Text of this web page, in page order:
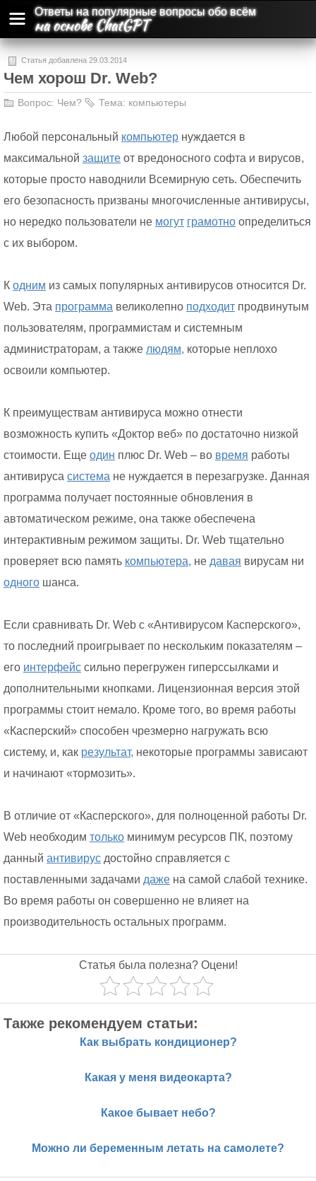
Ответы на популярные вопросы обо всём
на основе ChatGPT
Статья добавлена 29.03.2014
Чем хорош Dr. Web?
Вопрос: Чем? Тема: компьютеры
Любой персональный компьютер нуждается в
максимальной защите от вредоносного софта и вирусов,
которые просто наводнили Всемирную сеть. Обеспечить
его безопасность призваны многочисленные антивирусы,
но нередко пользователи не могут грамотно определиться
с их выбором.
К одним из самых популярных антивирусов относится Dr.
Web. Эта программа великолепно подходит продвинутым
пользователям, программистам и системным
администраторам, а также людям, которые неплохо
освоили компьютер.
К преимуществам антивируса можно отнести
возможность купить «Доктор веб» по достаточно низкой
стоимости. Еще один плюс Dr. Web – во время работы
антивируса система не нуждается в перезагрузке. Данная
программа получает постоянные обновления в
автоматическом режиме, она также обеспечена
интерактивным режимом защиты. Dr. Web тщательно
проверяет всю память компьютера, не давая вирусам ни
одного шанса.
Если сравнивать Dr. Web с «Антивирусом Касперского»,
то последний проигрывает по нескольким показателям –
его интерфейс сильно перегружен гиперссылками и
дополнительными кнопками. Лицензионная версия этой
программы стоит немало. Кроме того, во время работы
«Касперский» способен чрезмерно нагружать всю
систему, и, как результат, некоторые программы зависают
и начинают «тормозить».
В отличие от «Касперского», для полноценной работы Dr.
Web необходим только минимум ресурсов ПК, поэтому
данный антивирус достойно справляется с
поставленными задачами даже на самой слабой технике.
Во время работы он совершенно не влияет на
производительность остальных программ.
Статья была полезна? Оцени!
Также рекомендуем статьи:
Как выбрать кондиционер?
Какая у меня видеокарта?
Какое бывает небо?
Можно ли беременным летать на самолете?